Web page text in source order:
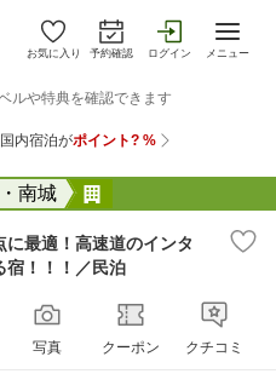
お気に入り 予約確認 ログイン メニュー
南城
最適！高速道のインタ
宿！！！／民泊
写真 クーポン クチコミ